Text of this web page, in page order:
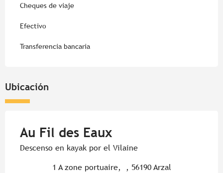
Cheques de viaje
Efectivo
Transferencia bancaria
Ubicación
Au Fil des Eaux
Descenso en kayak por el Vilaine
1 A zone portuaire, , 56190 Arzal